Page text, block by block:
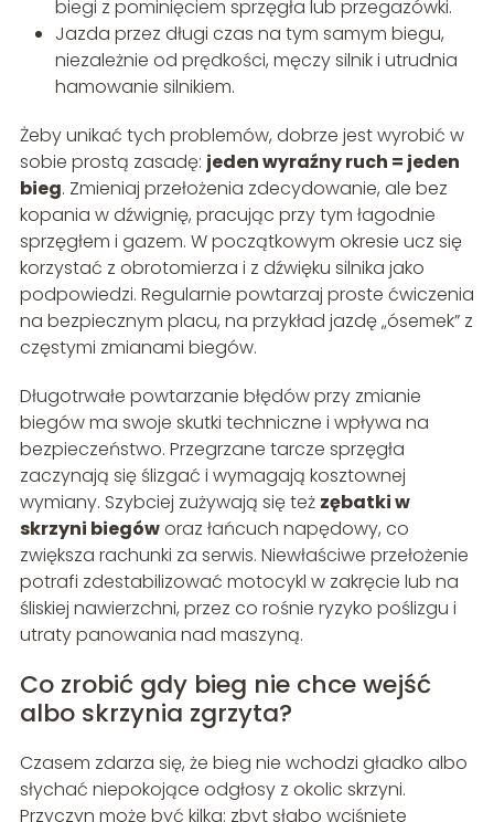
biegi z pominięciem sprzęgła lub przegazówki.
Jazda przez długi czas na tym samym biegu,
niezależnie od prędkości, męczy silnik i utrudnia
hamowanie silnikiem.
Żeby unikać tych problemów, dobrze jest wyrobić w
sobie prostą zasadę: jeden wyraźny ruch = jeden
bieg. Zmieniaj przełożenia zdecydowanie, ale bez
kopania w dźwignię, pracując przy tym łagodnie
sprzęgłem i gazem. W początkowym okresie ucz się
korzystać z obrotomierza i z dźwięku silnika jako
podpowiedzi. Regularnie powtarzaj proste ćwiczenia
na bezpiecznym placu, na przykład jazdę „ósemek” z
częstymi zmianami biegów.
Długotrwałe powtarzanie błędów przy zmianie
biegów ma swoje skutki techniczne i wpływa na
bezpieczeństwo. Przegrzane tarcze sprzęgła
zaczynają się ślizgać i wymagają kosztownej
wymiany. Szybciej zużywają się też zębatki w
skrzyni biegóworaz łańcuch napędowy, co
zwiększa rachunki za serwis. Niewłaściwe przełożenie
potrafi zdestabilizować motocykl w zakręcie lub na
śliskiej nawierzchni, przez co rośnie ryzyko poślizgu i
utraty panowania nad maszyną.
Co zrobić gdy bieg nie chce wejść
albo skrzynia zgrzyta?
Czasem zdarza się, że bieg nie wchodzi gładko albo
słychać niepokojące odgłosy z okolic skrzyni.
Przyczyn może być kilka: zbyt słabo wciśnięte